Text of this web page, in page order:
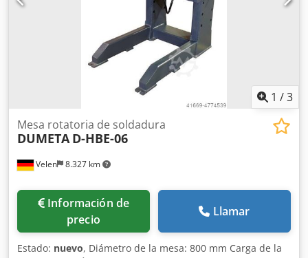
1 /3
Velen 8.327 km
Mesa rotatoria de soldadura
DUMETA D-HBE-06
Información de
precio
Llamar
Estado: nuevo, Diámetro de la mesa: 800 mm Carga de la